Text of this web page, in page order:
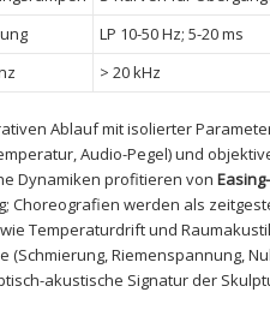
LP ‌10-50 Hz; 5-20 ms
> 20 kHz
Ablauf mit isolierter
Audio-Pegel)⁣ und
‌Dynamiken profitieren von
Choreografien werden ‌als
Temperaturdrift⁢ und
Riemenspannung,
akustische ‌Signatur der‌